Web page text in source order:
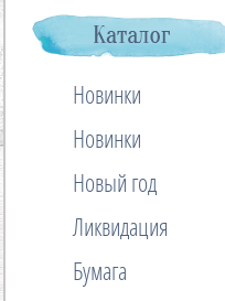
Новинки
Новинки
Новый год
Ликвидация
Бумага